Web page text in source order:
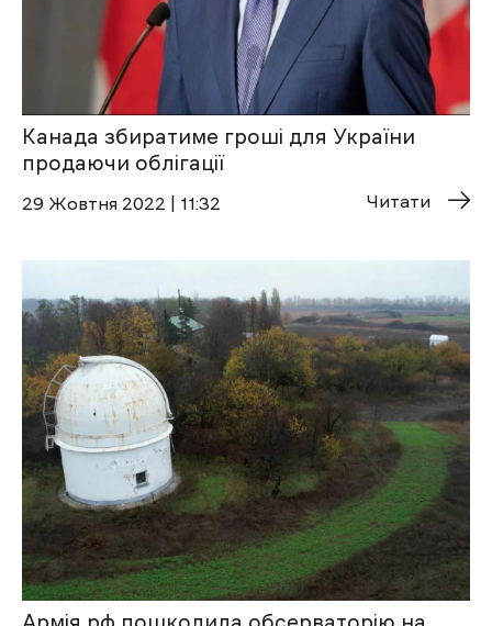
Канада збиратиме гроші для України
продаючи облігації
29 Жовтня 2022 | 11:32 Читати